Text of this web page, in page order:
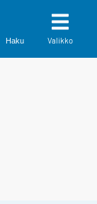
Haku Valikko